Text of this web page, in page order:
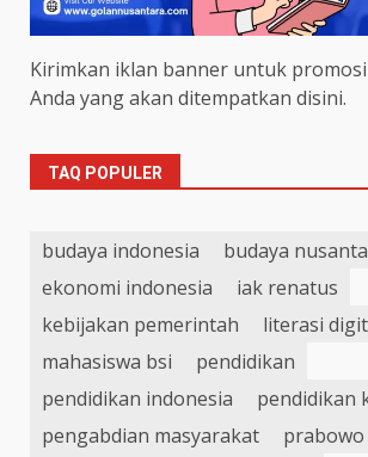
Kirimkan iklan banner untuk
Anda yang akan ditempatkan disini.
TAQ POPULER
budaya indonesia
budaya
ekonomi indonesia
iak renatus
kebijakan pemerintah
literasi
mahasiswa bsi
pendidikan
pendidikan indonesia
pendidikan
pengabdian masyarakat